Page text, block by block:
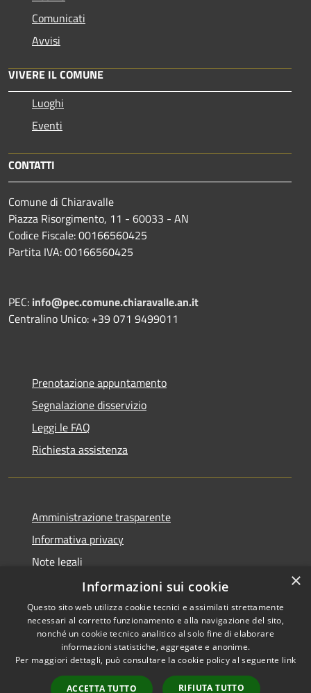
Comunicati
Avvisi
VIVERE IL COMUNE
Luoghi
Eventi
CONTATTI
Comune di Chiaravalle
Piazza Risorgimento, 11 - 60033 - AN
Codice Fiscale: 00166560425
Partita IVA: 00166560425
PEC: info@pec.comune.chiaravalle.an.it
Centralino Unico: +39 071 9499011
Prenotazione appuntamento
Segnalazione disservizio
Leggi le FAQ
Richiesta assistenza
Amministrazione trasparente
Informativa privacy
Note legali
Dichiarazione di accessibilità
RSS
Accessibilità
Copyright © 2026 • Comune di
Municipium• Accesso
×
Informazioni sui cookie
Questo sito web utilizza cookie tecnici e assimilati strettamente
necessari al corretto funzionamento e alla navigazione del sito,
nonché un cookie tecnico analitico al solo fine di elaborare
informazioni statistiche, aggregate e anonime.
Per maggiori dettagli, può consultare la cookie policy al seguente link
ACCETTA TUTTO RIFIUTA TUTTO